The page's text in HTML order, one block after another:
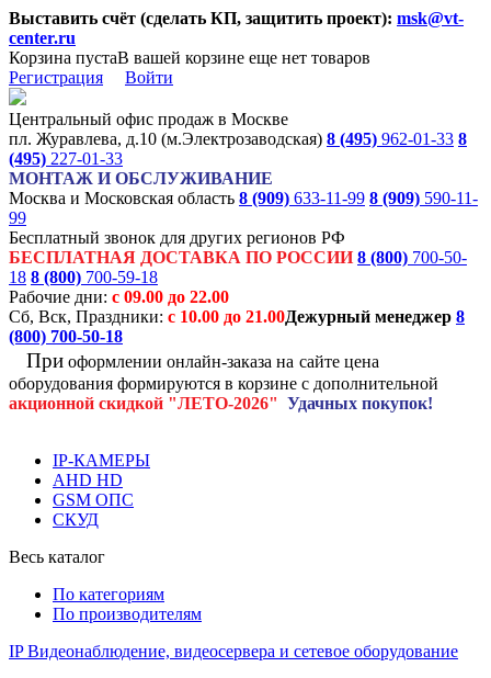
Выставить счёт (сделать КП, защитить проект): msk@vt-
center.ru
Корзина пустаВ вашей корзине еще нет товаров
Регистрация
Войти
Центральный офис продаж в Москве
пл. Журавлева, д.10 (м.Электрозаводская) 8 (495) 962-01-33 8
(495) 227-01-33
МОНТАЖ И ОБСЛУЖИВАНИЕ
Москва и Московская область 8 (909) 633-11-99 8 (909) 590-11-
99
Бесплатный звонок для других регионов РФ
БЕСПЛАТНАЯ ДОСТАВКА ПО РОССИИ 8 (800) 700-50-
18 8 (800) 700-59-18
Рабочие дни: с 09.00 до 22.00
Сб, Вск, Праздники: с 10.00 до 21.00Дежурный менеджер 8
(800) 700-50-18
При оформлении онлайн-заказа на сайте цена
оборудования формируются в корзине с дополнительной
акционной скидкой "ЛЕТО-2026" Удачных покупок!
IP-КАМЕРЫ
AHD HD
GSM ОПС
СКУД
Весь каталог
По категориям
По производителям
IP Видеонаблюдение, видеосервера и сетевое оборудование